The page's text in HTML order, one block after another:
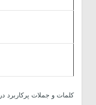
کلمات و جملات پرکاربرد در